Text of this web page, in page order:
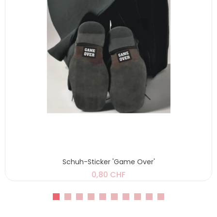
Schuh-Sticker 'Game Over'
0,80 CHF